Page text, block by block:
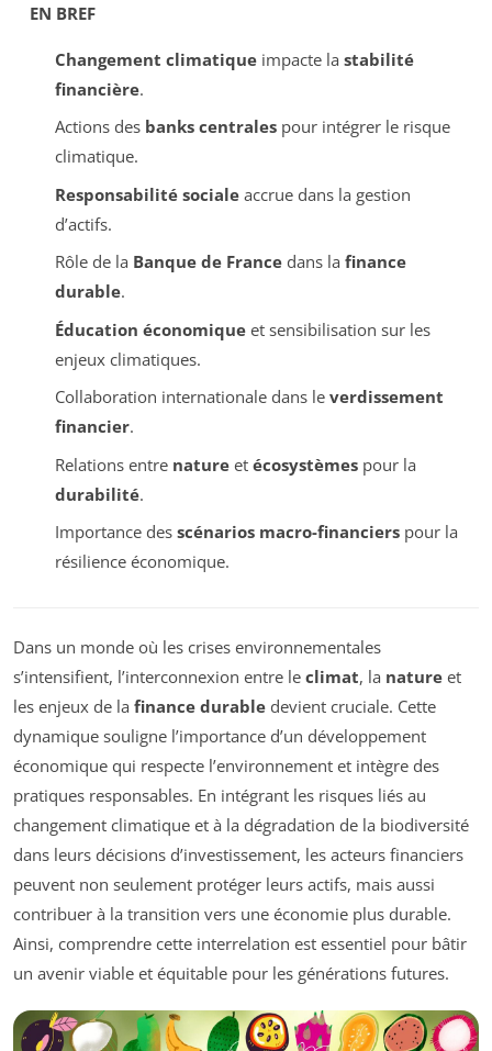
EN BREF
Changement climatiqueimpacte la stabilité
financière.
Actions des banks centralespour intégrer le risque
climatique.
Responsabilité socialeaccrue dans la gestion
d’actifs.
Rôle de la Banque de Francedans la finance
durable.
Éducation économiqueet sensibilisation sur les
enjeux climatiques.
Collaboration internationale dans le verdissement
financier.
Relations entre natureet écosystèmespour la
durabilité.
Importance des scénarios macro-financierspour la
résilience économique.
Dans un monde où les crises environnementales
s’intensifient, l’interconnexion entre le climat, la nature et
les enjeux de la finance durable devient cruciale. Cette
dynamique souligne l’importance d’un développement
économique qui respecte l’environnement et intègre des
pratiques responsables. En intégrant les risques liés au
changement climatique et à la dégradation de la biodiversité
dans leurs décisions d’investissement, les acteurs financiers
peuvent non seulement protéger leurs actifs, mais aussi
contribuer à la transition vers une économie plus durable.
Ainsi, comprendre cette interrelation est essentiel pour bâtir
un avenir viable et équitable pour les générations futures.